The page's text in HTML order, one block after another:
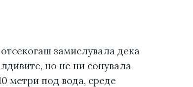
замислувала дека
но не ни сонувала
метри под вода, среде